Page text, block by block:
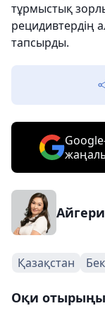
тұрмыстық
рецидивтердің
тапсырды.
Қазақстан
Оқи